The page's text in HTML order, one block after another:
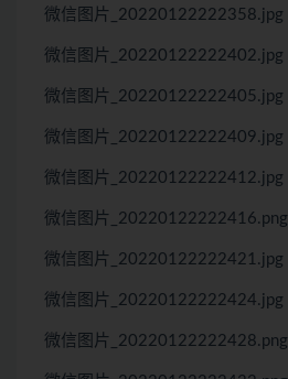
微信图片_20220122222358.jpg
微信图片_20220122222402.jpg
微信图片_20220122222405.jpg
微信图片_20220122222409.jpg
微信图片_20220122222412.jpg
微信图片_20220122222416.png
微信图片_20220122222421.jpg
微信图片_20220122222424.jpg
微信图片_20220122222428.png